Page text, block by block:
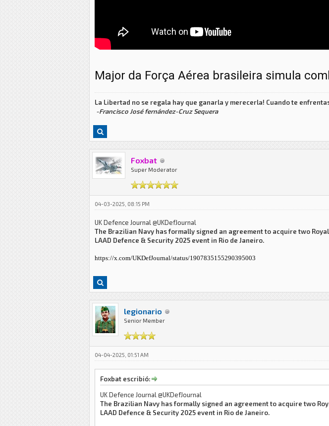
Major da Força Aérea brasileira simula
La Libertad no se regala hay que ganarla y merecerla! Cuando te
-Francisco José fernández-Cruz Sequera
Foxbat
Super Moderator
04-03-2025, 08:15 PM
UK Defence Journal @UKDefJournal
The Brazilian Navy has formally signed an agreement to acquire two
LAAD Defence & Security 2025 event in Rio de Janeiro.
https://x.com/UKDefJournal/status/1907835155290395003
legionario
Senior Member
04-04-2025, 01:51 AM
Foxbat escribió:
UK Defence Journal @UKDefJournal
The Brazilian Navy has formally signed an agreement to acquire two
LAAD Defence & Security 2025 event in Rio de Janeiro.